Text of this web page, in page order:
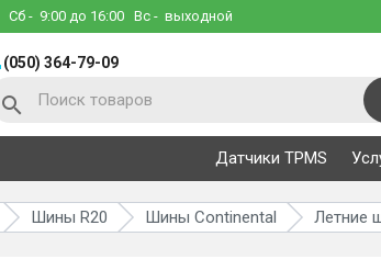
Сб - 9:00 до 16:00 Вс - выходной
(050) 364-79-09
Датчики TPMS
Шины R20 Шины Continental Летние